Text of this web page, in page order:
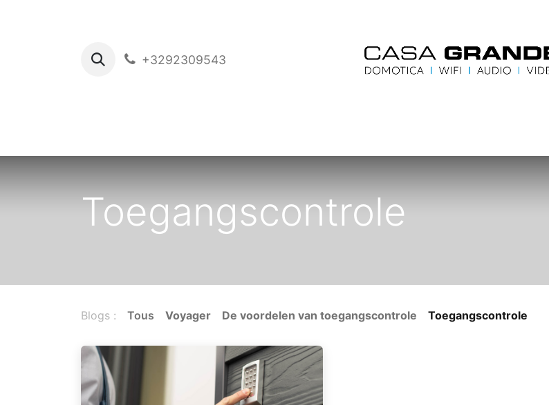
+3292309543
Toegangscontrole
Blogs : Tous Voyager De voordelen van toegangscontrole Toegangscontrole